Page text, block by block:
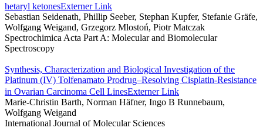
hetaryl ketonesExterner Link
Sebastian Seidenath, Phillip Seeber, Stephan Kupfer, Stefanie Gräfe,
Wolfgang Weigand, Grzegorz Mlostoń, Piotr Matczak
Spectrochimica Acta Part A: Molecular and Biomolecular
Spectroscopy
Synthesis, Characterization and Biological Investigation of the
Platinum (IV) Tolfenamato Prodrug–Resolving Cisplatin-Resistance
in Ovarian Carcinoma Cell LinesExterner Link
Marie-Christin Barth, Norman Häfner, Ingo B Runnebaum,
Wolfgang Weigand
International Journal of Molecular Sciences